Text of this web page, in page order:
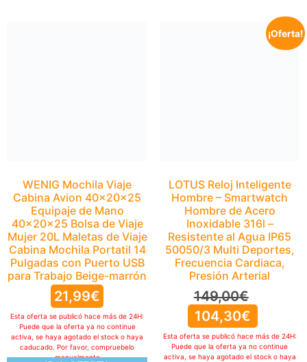
IR A OFERTA
Puede que la oferta ya no continue
activa, se haya agotado el stock o haya
caducado. Por favor, compruebelo
manualmente
¡Oferta!
LOTUS Reloj Inteligente
Hombre – Smartwatch
Hombre de Acero
Inoxidable 316l –
Resistente al Agua IP65
50050/3 Multi Deportes,
Frecuencia Cardiaca,
Presión Arterial
149,00€
104,30€
Esta oferta se publicó hace más de 24H:
Puede que la oferta ya no continue
activa, se haya agotado el stock o haya